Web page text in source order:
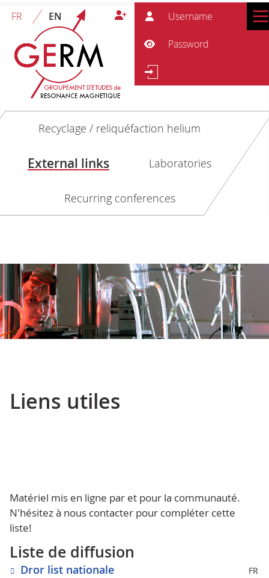
FR EN
Recyclage / reliquéfaction helium
External links Laboratories
Recurring conferences
Liens utiles
Matériel mis en ligne par et pour la communauté.
N'hésitez à nous contacter pour compléter cette
liste!
Liste de diffusion
Dror list nationale FR